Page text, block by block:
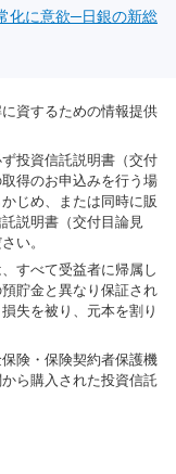
化に意欲─日銀の新総
資するための情報提供
投資信託説明書（交付
得のお申込みを行う場
じめ、または同時に販
説明書（交付目論見
い。
すべて受益者に帰属し
貯金と異なり保証され
失を被り、元本を割り
険・保険契約者保護機
ら購入された投資信託